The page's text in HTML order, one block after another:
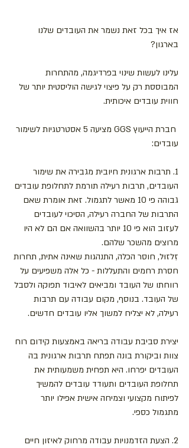
אז איך בכל זאת נשמר את העובדים שלנו
בארגון?
עלינו לעשות שינוי בפרדיגמה, מהתחרות
המבוססת רק על פיצוי לגישה הוליסטית יותר של
חווית עובדים איכותית.
חברת הייעוץ GGS מציעה 5 אסטרטגיות לשימור
עובדים:
1. תרבות ארגונית חיובית מגבירה את שימור
העובדים, תרבות רעילה תורמת לתחלופת עובדים
גבוהה פי 10 מאשר לתגמול. זאת אומרת שאם
התרבות של החברה רעילה, הסיכוי לעובדים
לעזוב הוא פי 10 יותר בהשוואה אם ​​הם לא היו
מרוצים מהשכר שלהם.
זִלזוּל, חוסר הכלה, התנהגות שאינה אתית, תחרות
חסרת רחמים והתעללות - כל אלה משפיעים על
רווחתו של העובד ומביאים לאיבוד תפוקה ולסבל
של העובד. בנוסף, מקום עבודה עם תרבות
רעילה, לא יצליח למשוך אליו עובדים חדשים.
יצירת סביבת עבודה בריאה באמצעות קידום רוח
צוות וביקורת בונה תפתח תרבות ארגונית בה
העובדים יפרחו. היא תפחית משמעותית את
תחלופת העובדים ותעודד עובדים להמשיך
לפיתוח מקצועי וצמיחה אישית אפילו יותר
מתגמול כספי.
2. הצעת הזדמנויות עבודה מרחוק לאיזון חיים